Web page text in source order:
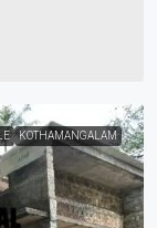
KOTHAMANGALAM